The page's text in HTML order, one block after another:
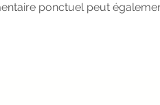
ponctuel peut